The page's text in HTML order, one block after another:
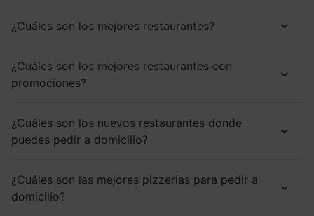
¿Cuáles son los mejores restaurantes?
¿Cuáles son los mejores restaurantes con
promociones?
¿Cuáles son los nuevos restaurantes donde
puedes pedir a domicilio?
¿Cuáles son las mejores pizzerías para pedir a
domicilio?